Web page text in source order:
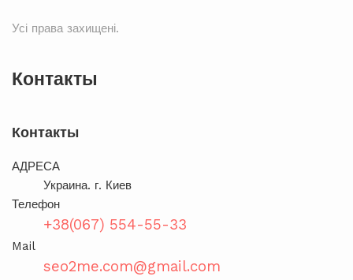
Усі права захищені.
Контакты
Контакты
АДРЕСА
Украина. г. Киев
Телефон
+38(067) 554-55-33
Mail
seo2me.com@gmail.com